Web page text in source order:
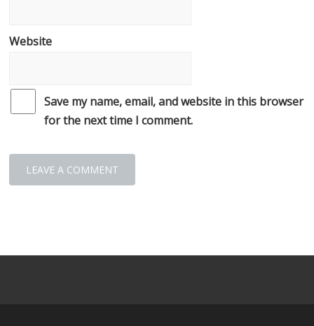
Website
Save my name, email, and website in this browser
for the next time I comment.